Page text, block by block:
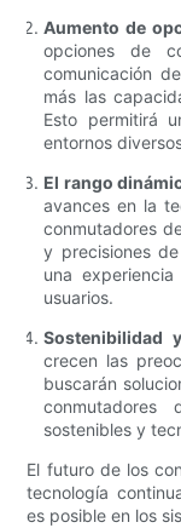
Aumento de
opciones de
comunicación
más las
Esto permitirá
entornos
El rango
avances en la
conmutadores
y precisiones
una
usuarios.
Sostenibilidad
crecen las
buscarán
conmutadores
sostenibles y
El futuro de los
tecnología
es posible en los